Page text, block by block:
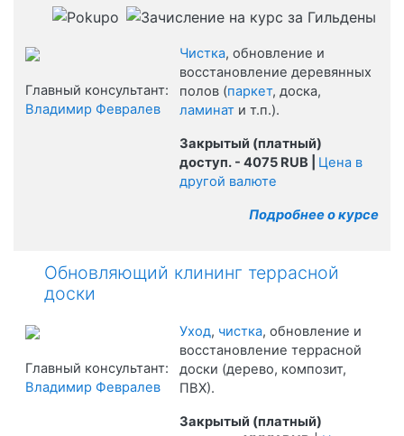
Чистка, обновление и
восстановление деревянных
полов (паркет, доска,
ламинати т.п.).
Закрытый (платный)
доступ. - 4075 RUB
Цена в
другой валюте
Подробнее о курсе
Главный консультант:
Владимир Февралев
Обновляющий клининг террасной
доски
Уход, чистка, обновление и
восстановление террасной
доски (дерево, композит,
ПВХ).
Закрытый (платный)
Главный консультант:
Владимир Февралев